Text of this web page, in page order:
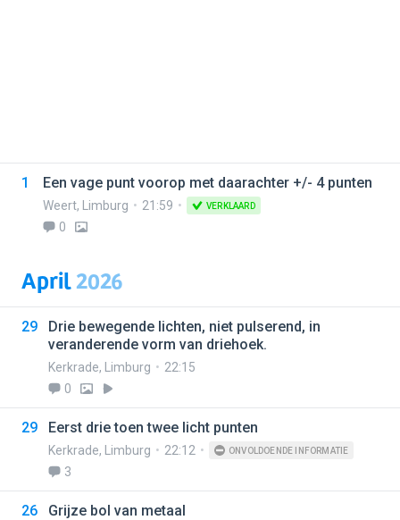
1 Een vage punt voorop met daarachter +/- 4 punten
Weert, Limburg 21:59 VERKLAARD
0
April2026
29
Drie bewegende lichten, niet pulserend, in
veranderende vorm van driehoek.
Kerkrade, Limburg
22:15
0
29 Eerst drie toen twee licht punten
Kerkrade, Limburg 22:12 ONVOLDOENDE INFORMATIE
3
26 Grijze bol van metaal